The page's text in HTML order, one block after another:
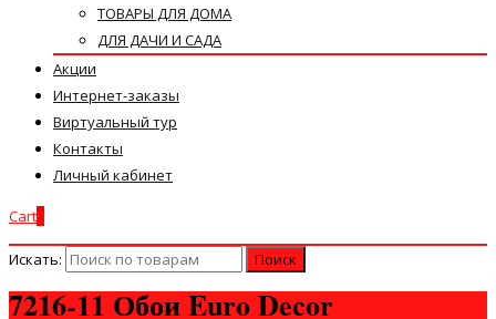
ТОВАРЫ ДЛЯ ДОМА
ДЛЯ ДАЧИ И САДА
Акции
Интернет-заказы
Виртуальный тур
Контакты
Личный кабинет
Cart
Искать:
7216-11 Обои Euro Decor